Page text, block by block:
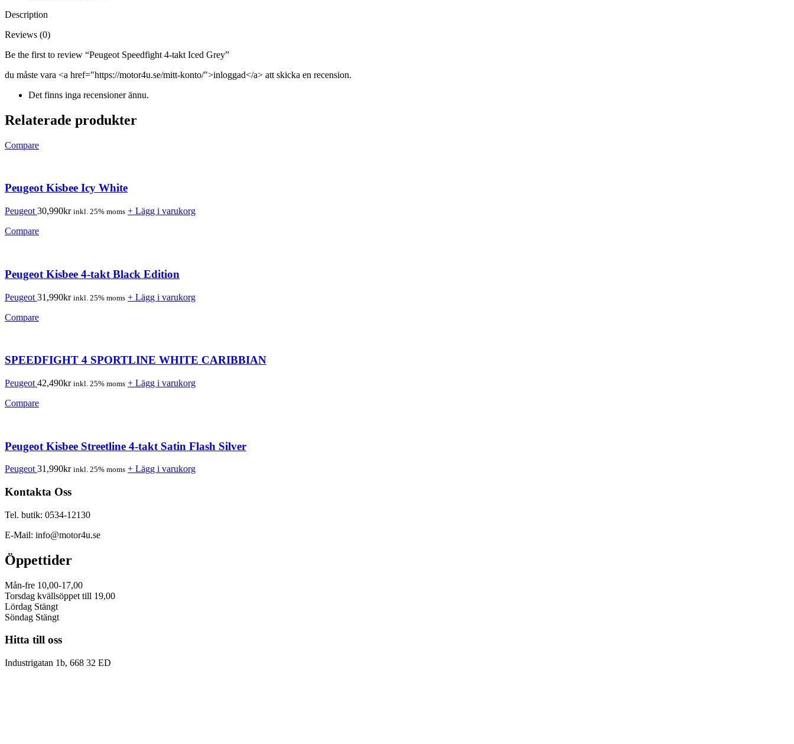
Description
Reviews (0)
Be the first to review “Peugeot Speedfight 4-takt Iced Grey”
du måste vara <a href="https://motor4u.se/mitt-konto/">inloggad</a> att skicka en recension.
Det finns inga recensioner ännu.
Relaterade produkter
Compare
Peugeot Kisbee Icy White
Peugeot 30,990kr inkl. 25% moms + Lägg i varukorg
Compare
Peugeot Kisbee 4-takt Black Edition
Peugeot 31,990kr inkl. 25% moms + Lägg i varukorg
Compare
SPEEDFIGHT 4 SPORTLINE WHITE CARIBBIAN
Peugeot 42,490kr inkl. 25% moms + Lägg i varukorg
Compare
Peugeot Kisbee Streetline 4-takt Satin Flash Silver
Peugeot 31,990kr inkl. 25% moms + Lägg i varukorg
Kontakta Oss
Tel. butik: 0534-12130
E-Mail: info@motor4u.se
Öppettider
Mån-fre 10,00-17,00
Torsdag kvällsöppet till 19,00
Lördag Stängt
Söndag Stängt
Hitta till oss
Industrigatan 1b, 668 32 ED